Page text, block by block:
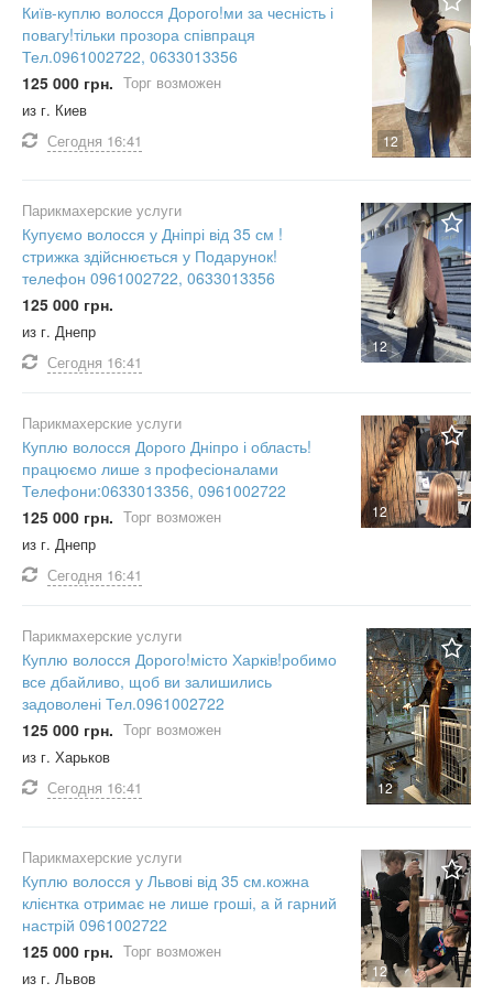
12
Київ-куплю волосся Дорого!ми за чесність і
повагу!тільки прозора співпраця
Тел.0961002722, 0633013356
125 000 грн. Торг возможен
из г. Киев
Сегодня 16:41
12
Парикмахерские услуги
Купуємо волосся у Дніпрі від 35 см !
стрижка здійснюється у Подарунок!
телефон 0961002722, 0633013356
125 000 грн.
из г. Днепр
Сегодня 16:41
12
Парикмахерские услуги
Куплю волосся Дорого Дніпро і область!
працюємо лише з професіоналами
Телефони:0633013356, 0961002722
125 000 грн. Торг возможен
из г. Днепр
Сегодня 16:41
12
Парикмахерские услуги
Куплю волосся Дорого!місто Харків!робимо
все дбайливо, щоб ви залишились
задоволені Тел.0961002722
125 000 грн. Торг возможен
из г. Харьков
Сегодня 16:41
12
Парикмахерские услуги
Куплю волосся у Львові від 35 см.кожна
клієнтка отримає не лише гроші, а й гарний
настрій 0961002722
125 000 грн. Торг возможен
из г. Львов